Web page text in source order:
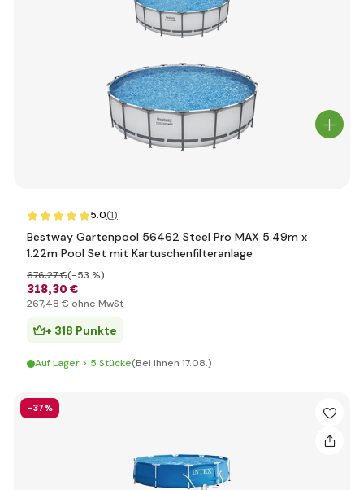
5.0(1)
Bestway Gartenpool 56462 Steel Pro MAX 5.49m x
1.22m Pool Set mit Kartuschenfilteranlage
318,30 €
676,27 €(-53 %)
267,48 € ohne MwSt
+ 318 Punkte
Auf Lager > 5 Stücke(Bei Ihnen 17.08.)
-37%